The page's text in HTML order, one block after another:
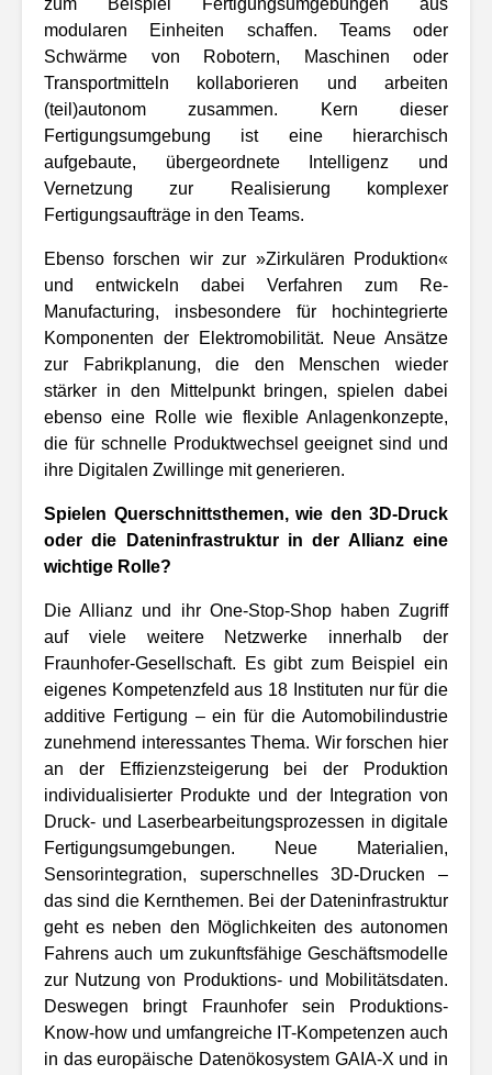
zum Beispiel Fertigungsumgebungen aus
modularen Einheiten schaffen. Teams oder
Schwärme von Robotern, Maschinen oder
Transportmitteln kollaborieren und arbeiten
(teil)autonom zusammen. Kern dieser
Fertigungsumgebung ist eine hierarchisch
aufgebaute, übergeordnete Intelligenz und
Vernetzung zur Realisierung komplexer
Fertigungsaufträge in den Teams.
Ebenso forschen wir zur »Zirkulären Produktion«
und entwickeln dabei Verfahren zum Re-
Manufacturing, insbesondere für hochintegrierte
Komponenten der Elektromobilität. Neue Ansätze
zur Fabrikplanung, die den Menschen wieder
stärker in den Mittelpunkt bringen, spielen dabei
ebenso eine Rolle wie flexible Anlagenkonzepte,
die für schnelle Produktwechsel geeignet sind und
ihre Digitalen Zwillinge mit generieren.
Spielen Querschnittsthemen, wie den 3D-Druck
oder die Dateninfrastruktur in der Allianz eine
wichtige Rolle?
Die Allianz und ihr One-Stop-Shop haben Zugriff
auf viele weitere Netzwerke innerhalb der
Fraunhofer-Gesellschaft. Es gibt zum Beispiel ein
eigenes Kompetenzfeld aus 18 Instituten nur für die
additive Fertigung – ein für die Automobilindustrie
zunehmend interessantes Thema. Wir forschen hier
an der Effizienzsteigerung bei der Produktion
individualisierter Produkte und der Integration von
Druck- und Laserbearbeitungsprozessen in digitale
Fertigungsumgebungen. Neue Materialien,
Sensorintegration, superschnelles 3D-Drucken –
das sind die Kernthemen. Bei der Dateninfrastruktur
geht es neben den Möglichkeiten des autonomen
Fahrens auch um zukunftsfähige Geschäftsmodelle
zur Nutzung von Produktions- und Mobilitätsdaten.
Deswegen bringt Fraunhofer sein Produktions-
Know-how und umfangreiche IT-Kompetenzen auch
in das europäische Datenökosystem GAIA-X und in